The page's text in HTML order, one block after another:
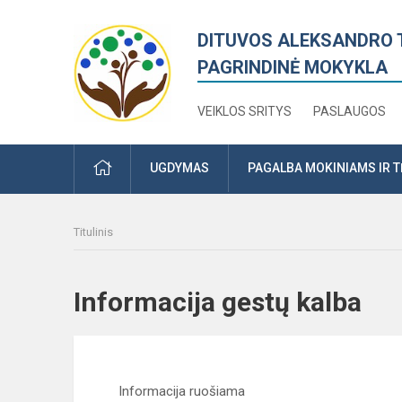
DITUVOS ALEKSANDRO
PAGRINDINĖ MOKYKLA
VEIKLOS SRITYS PASLAUGOS
PRADŽIAUGDYMAS PAGALBA MOKINIAMS IR
Titulinis
Informacija gestų kalba
Informacija ruošiama